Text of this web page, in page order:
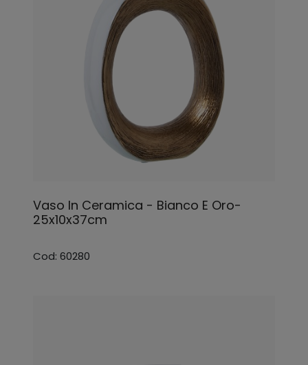
Vaso In Ceramica - Bianco E Oro-
25x10x37cm
Cod: 60280